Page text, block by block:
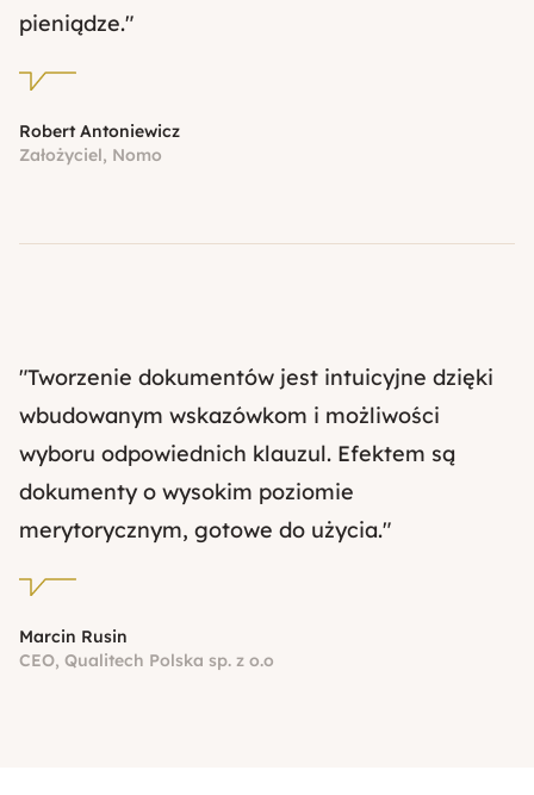
pieniądze."
Robert Antoniewicz
Założyciel, Nomo
"Tworzenie dokumentów jest intuicyjne dzięki
wbudowanym wskazówkom i możliwości
wyboru odpowiednich klauzul. Efektem są
dokumenty o wysokim poziomie
merytorycznym, gotowe do użycia."
Marcin Rusin
CEO, Qualitech Polska sp. z o.o